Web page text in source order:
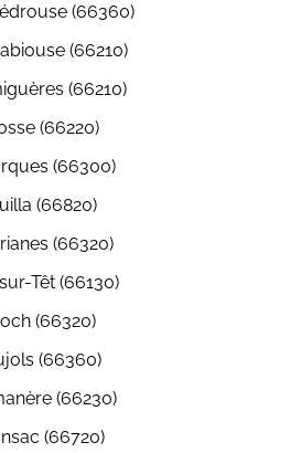
(66360)
(66210)
(66210)
(66220)
(66300)
(66820)
(66320)
Têt (66130)
(66320)
(66360)
(66230)
(66720)